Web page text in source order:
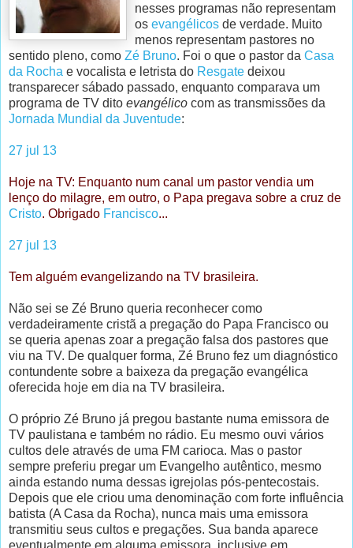
nesses programas não representam
os evangélicos de verdade. Muito
menos representam pastores no
sentido pleno, como Zé Bruno. Foi o que o pastor da Casa
da Rocha e vocalista e letrista do Resgate deixou
transparecer sábado passado, enquanto comparava um
programa de TV dito evangélico com as transmissões da
Jornada Mundial da Juventude:
27 jul 13
Hoje na TV: Enquanto num canal um pastor vendia um
lenço do milagre, em outro, o Papa pregava sobre a cruz de
Cristo. Obrigado Francisco...
27 jul 13
Tem alguém evangelizando na TV brasileira.
Não sei se Zé Bruno queria reconhecer como
verdadeiramente cristã a pregação do Papa Francisco ou
se queria apenas zoar a pregação falsa dos pastores que
viu na TV. De qualquer forma, Zé Bruno fez um diagnóstico
contundente sobre a baixeza da pregação evangélica
oferecida hoje em dia na TV brasileira.
O próprio Zé Bruno já pregou bastante numa emissora de
TV paulistana e também no rádio. Eu mesmo ouvi vários
cultos dele através de uma FM carioca. Mas o pastor
sempre preferiu pregar um Evangelho autêntico, mesmo
ainda estando numa dessas igrejolas pós-pentecostais.
Depois que ele criou uma denominação com forte influência
batista (A Casa da Rocha), nunca mais uma emissora
transmitiu seus cultos e pregações. Sua banda aparece
eventualmente em alguma emissora, inclusive em